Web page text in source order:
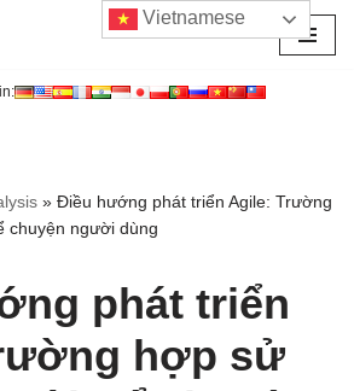
» Điều hướng phát triển Agile: Trường
chuyện người dùng
phát triển
hợp sử
Vietnamese